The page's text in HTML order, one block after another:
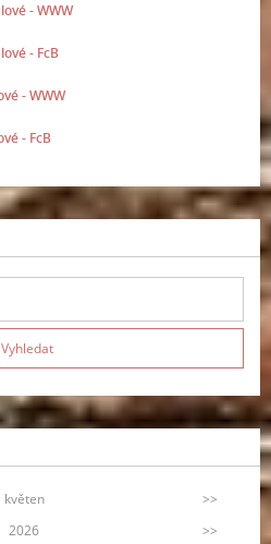
- WWW
- FcB
- WWW
- FcB
květen
>>
2026
>>